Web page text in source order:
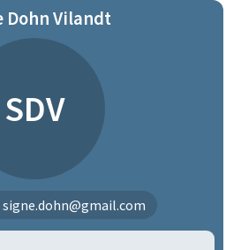
Dohn Vilandt
SDV
signe.dohn@gmail.com